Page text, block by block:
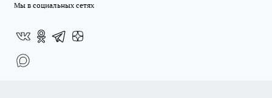
Мы в социальных сетях